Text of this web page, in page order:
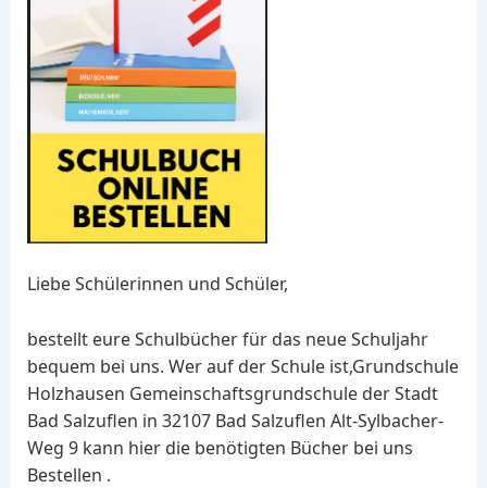
Liebe Schülerinnen und Schüler,
bestellt eure Schulbücher für das neue Schuljahr
bequem bei uns. Wer auf der Schule ist,Grundschule
Holzhausen Gemeinschaftsgrundschule der Stadt
Bad Salzuflen in 32107 Bad Salzuflen Alt-Sylbacher-
Weg 9 kann hier die benötigten Bücher bei uns
Bestellen .